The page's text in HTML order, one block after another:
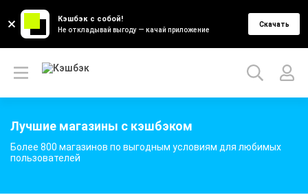
Кэшбэк с собой!
Не откладывай выгоду — качай приложение
Скачать
Лучшие магазины с кэшбэком
Более 800 магазинов по выгодным условиям для любимых
пользователей